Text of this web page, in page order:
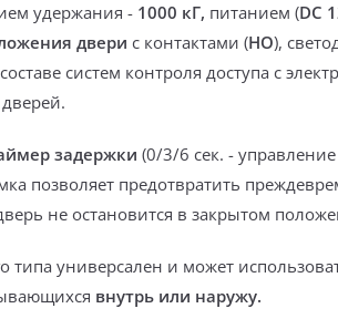
удержания - 1000 кГ, питанием (DC
двери с контактами (НО),
систем контроля доступа с
задержки (0/3/6 сек. -
позволяет предотвратить
не остановится в закрытом
типа универсален и может
внутрь или наружу.